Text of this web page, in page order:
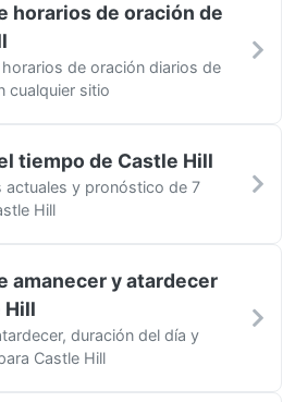
horarios de oración de
de oración diarios de
cualquier sitio
tiempo de Castle Hill
actuales y pronóstico de 7
Hill
amanecer y atardecer
Hill
duración del día y
Castle Hill